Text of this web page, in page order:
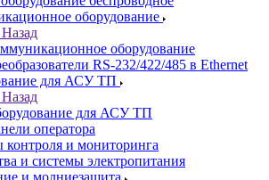
оборудование
Назад
оборудование
RS-232/422/485 в Ethernet
для АСУ ТП
Назад
для АСУ ТП
оператора
и мониторинга
и системы электропитания
и молниезащита